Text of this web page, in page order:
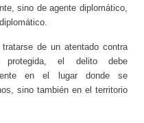
sino de agente diplomático,
de un atentado contra
protegida, el delito debe
en el lugar donde se
sino también en el territorio